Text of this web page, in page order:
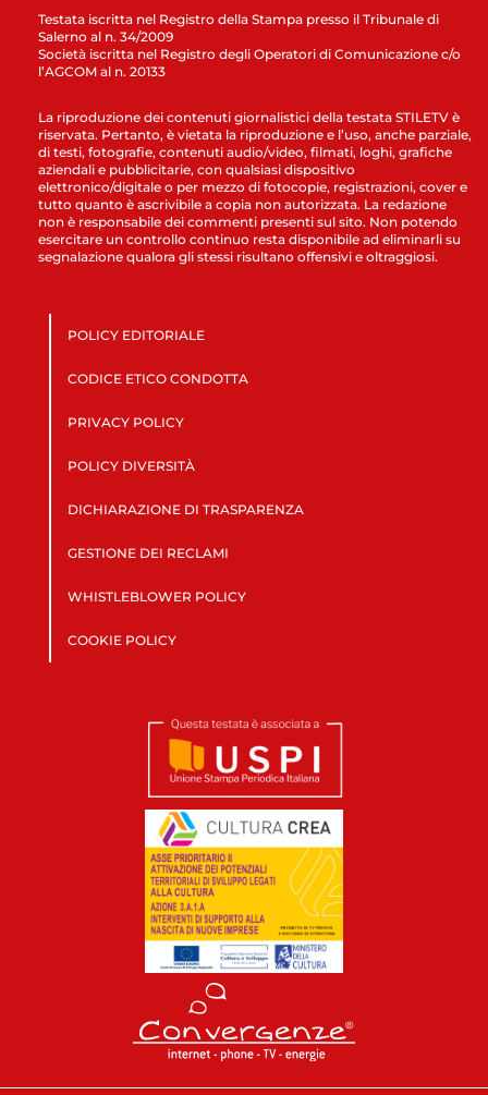
Testata iscritta nel Registro della Stampa presso il Tribunale di
Salerno al n. 34/2009
Società iscritta nel Registro degli Operatori di Comunicazione c/o
l’AGCOM al n. 20133
La riproduzione dei contenuti giornalistici della testata STILETV è
riservata. Pertanto, è vietata la riproduzione e l’uso, anche parziale,
di testi, fotografie, contenuti audio/video, filmati, loghi, grafiche
aziendali e pubblicitarie, con qualsiasi dispositivo
elettronico/digitale o per mezzo di fotocopie, registrazioni, cover e
tutto quanto è ascrivibile a copia non autorizzata. La redazione
non è responsabile dei commenti presenti sul sito. Non potendo
esercitare un controllo continuo resta disponibile ad eliminarli su
segnalazione qualora gli stessi risultano offensivi e oltraggiosi.
POLICY EDITORIALE
CODICE ETICO CONDOTTA
PRIVACY POLICY
POLICY DIVERSITÀ
DICHIARAZIONE DI TRASPARENZA
GESTIONE DEI RECLAMI
WHISTLEBLOWER POLICY
COOKIE POLICY